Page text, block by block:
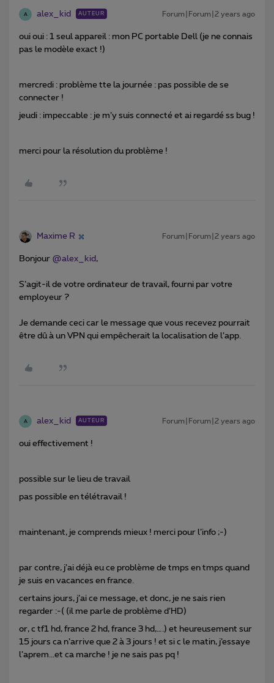
A alex_kid AUTEUR Forum|Forum|2 years ago
oui oui : 1 seul appareil : mon PC portable Dell (je ne connais
pas le modèle exact !)
mercredi : problème tte la journée : pas possible de se
connecter !
jeudi : impeccable : je m’y suis connecté et ai regardé ss bug !
merci pour la résolution du problème !
Maxime R Forum|Forum|2 years ago
Bonjour @alex_kid ,
S’agit-il de votre ordinateur de travail, fourni par votre
employeur ?
Je demande ceci car le message que vous recevez pourrait
être dû à un VPN qui empêcherait la localisation de l’app.
A alex_kid AUTEUR Forum|Forum|2 years ago
oui effectivement !
possible sur le lieu de travail
pas possible en télétravail !
maintenant, je comprends mieux ! merci pour l’info ;-)
par contre, j’ai déjà eu ce problème de tmps en tmps quand
je suis en vacances en france.
certains jours, j’ai ce message, et donc, je ne sais rien
regarder :-( (il me parle de problème d’HD)
or, c tf1 hd, france 2 hd, france 3 hd,….) et heureusement sur
15 jours ca n’arrive que 2 à 3 jours ! et si c le matin, j’essaye
l’aprem...et ca marche ! je ne sais pas pq !